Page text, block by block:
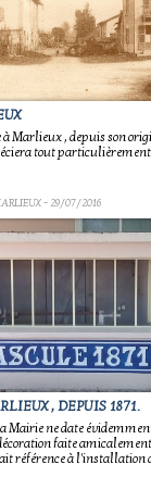
à Marlieux , depuis son
tout
- 29/07/2016
, DEPUIS 1871.
Mairie ne date
faite
référence à l'installation